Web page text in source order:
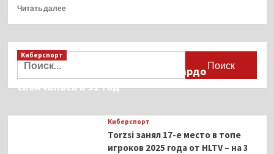
эйфория
Читать далееПрочитать
Антирекорд
Apple:
Air
за
Найти:
Киберспорт
Французская актриса Брижит Бардо
скончалась в 91 год
Киберспорт
Torzsi занял 17-е место в топе
игроков 2025 года от HLTV – на 3